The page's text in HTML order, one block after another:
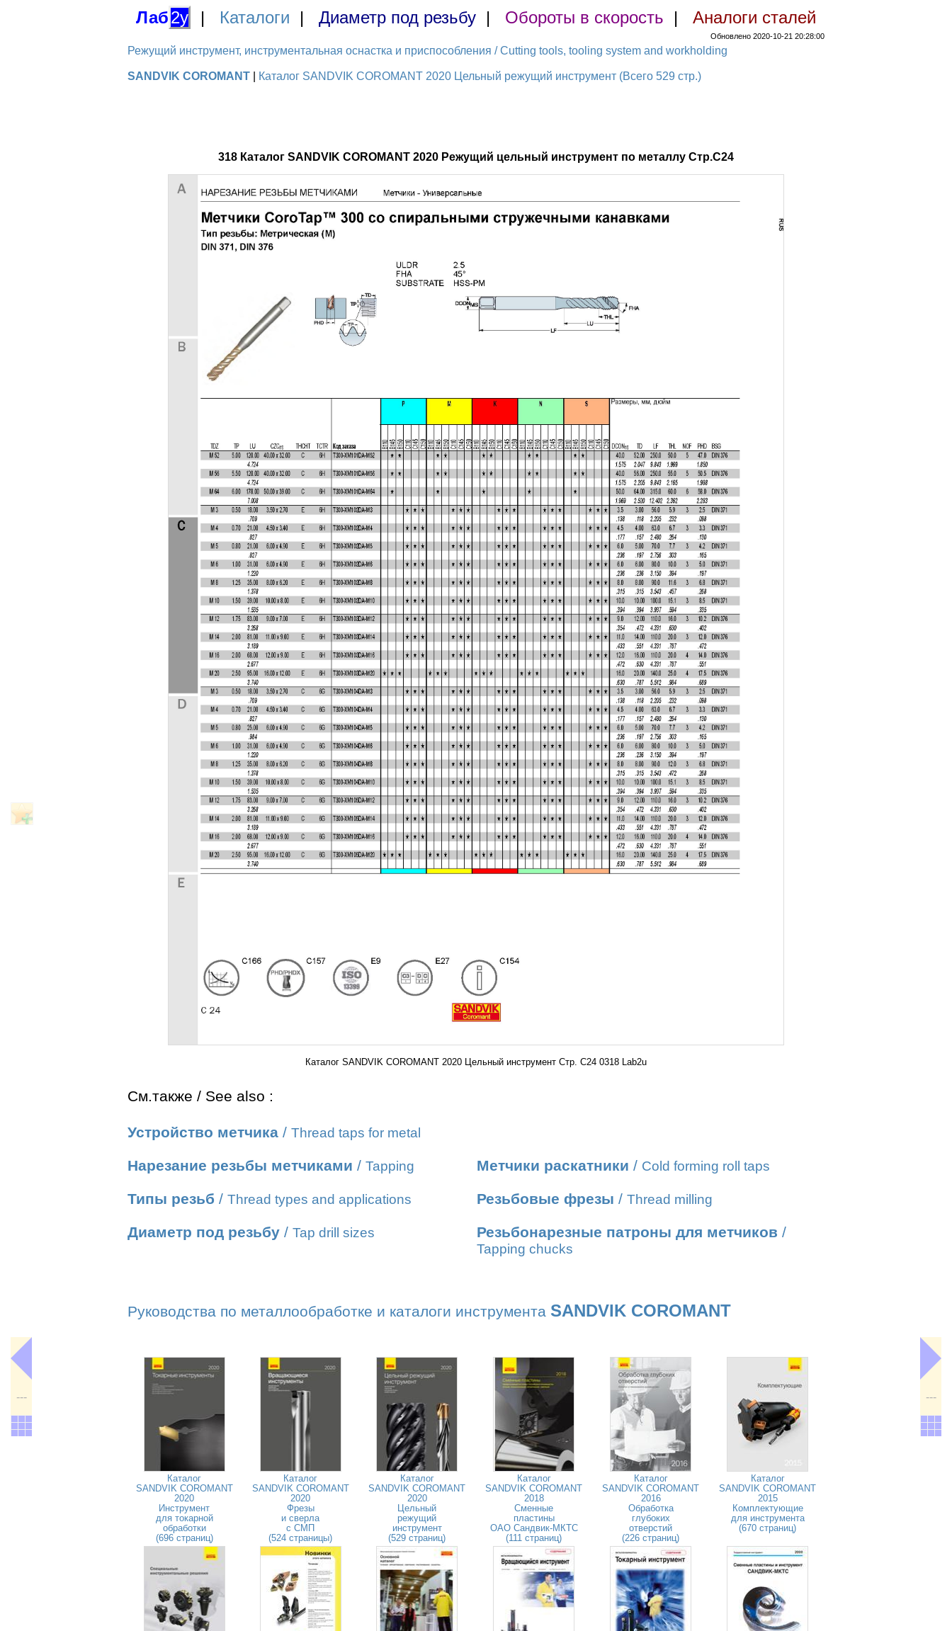
Лаб2у | Каталоги | Диаметр под резьбу | Обороты в скорость | Аналоги сталей
Обновлено 2020-10-21 20:28:00
Режущий инструмент, инструментальная оснастка и приспособления / Cutting tools, tooling system and workholding
SANDVIK COROMANT Каталог SANDVIK COROMANT 2020 Цельный режущий инструмент (Всего 529 стр.)
318 Каталог SANDVIK COROMANT 2020 Режущий цельный инструмент по металлу Стр.C24
Каталог SANDVIK COROMANT 2020 Цельный инструмент Стр. C24 0318 Lab2u
См.также / See also :
Устройство метчика / Thread taps for metal
Нарезание резьбы метчиками / Tapping Метчики раскатники / Cold forming roll taps
Типы резьб / Thread types and applications Резьбовые фрезы / Thread milling
Диаметр под резьбу / Tap drill sizes Резьбонарезные патроны для метчиков /
Tapping chucks
Руководства по металлообработке и каталоги инструмента SANDVIK COROMANT
Каталог
SANDVIK COROMANT
2020
Инструмент
для токарной
обработки
(696 страниц)
Каталог
SANDVIK COROMANT
2020
Фрезы
и сверла
с СМП
(524 страницы)
Каталог
SANDVIK COROMANT
2020
Цельный
режущий
инструмент
(529 страниц)
Каталог
SANDVIK COROMANT
2018
Сменные
пластины
ОАО Сандвик-МКТС
(111 страниц)
Каталог
SANDVIK COROMANT
2016
Обработка
глубоких
отверстий
(226 страниц)
Каталог
SANDVIK COROMANT
2015
Комплектующие
для инструмента
(670 страниц)
--- ---